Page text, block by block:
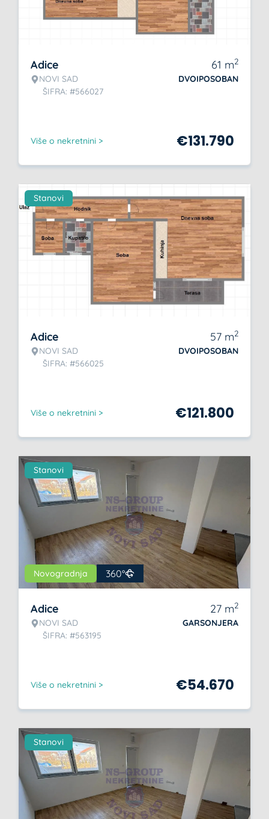
Adice
NOVI SAD
ŠIFRA: #566027
61 m2
DVOIPOSOBAN
Više o nekretnini > €131.790
Stanovi
Adice
NOVI SAD
ŠIFRA: #566025
57 m2
DVOIPOSOBAN
Više o nekretnini > €121.800
Stanovi
Novogradnja 360°
Adice
NOVI SAD
ŠIFRA: #563195
27 m2
GARSONJERA
Više o nekretnini > €54.670
Stanovi